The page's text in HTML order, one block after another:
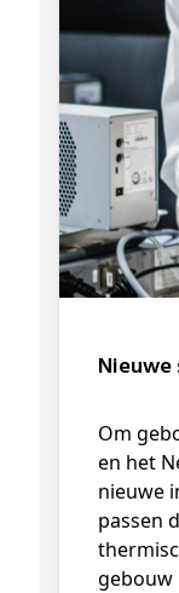
Om gebouwen energiezuiniger te maken, werken onderzoekers van UHasselt, imec
en het
nieuwe
passen
gebouw